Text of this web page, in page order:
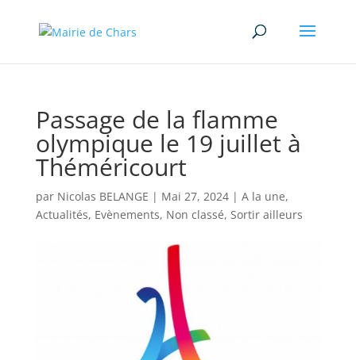
Passage de la flamme
olympique le 19 juillet à
Théméricourt
par Nicolas BELANGE | Mai 27, 2024| A la une,
Actualités, Evènements, Non classé, Sortir ailleurs